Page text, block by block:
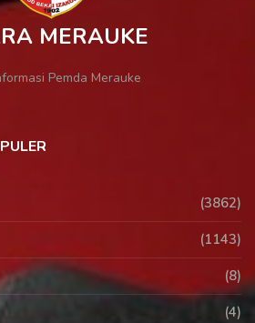
MERAUKE
Pemda Merauke
(3862)
(1143)
(8)
(4)